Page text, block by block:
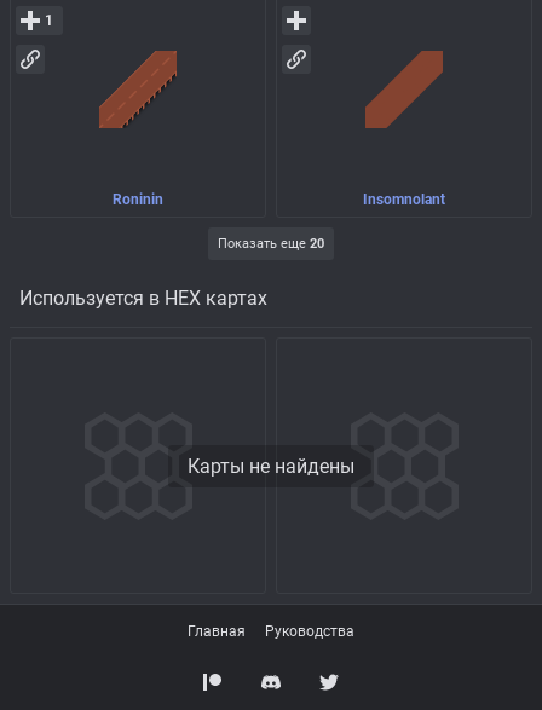
Roninin
1
Insomnolant
Показать еще 20
Используется в HEX картах
Карты не найдены
Главная Руководства